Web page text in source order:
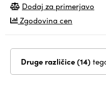
Dodaj za primerjavo
Zgodovina cen
Druge različice (14)